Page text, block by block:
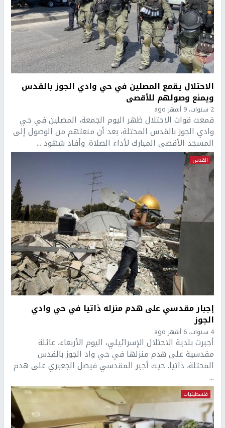
الاحتلال يقمع المصلين في حي وادي الجوز بالقدس
ويمنع وصولهم للأقصى
2 سنوات، 9 أشهر ago
قمعت قوات الاحتلال ظهر اليوم الجمعة، المصلين في حي
وادي الجوز بالقدس المحتلة، بعد أن منعتهم من الوصول إلى
المسجد الأقصى المبارك لأداء الصلاة. وأفاد شهود ...
القدس
إجبار مقدسي على هدم منزله ذاتيا في حي وادي
الجوز
4 سنوات، 6 أشهر ago
أجبرت بلدية الاحتلال الإسرائيلي، اليوم الأربعاء، عائلة
مقدسية على هدم منزلها في حي واد الجوز بالقدس
المحتلة، ذاتيا. حيث أجبر المقدسي فيصل الجعبري على هدم
...
فلسطينيات